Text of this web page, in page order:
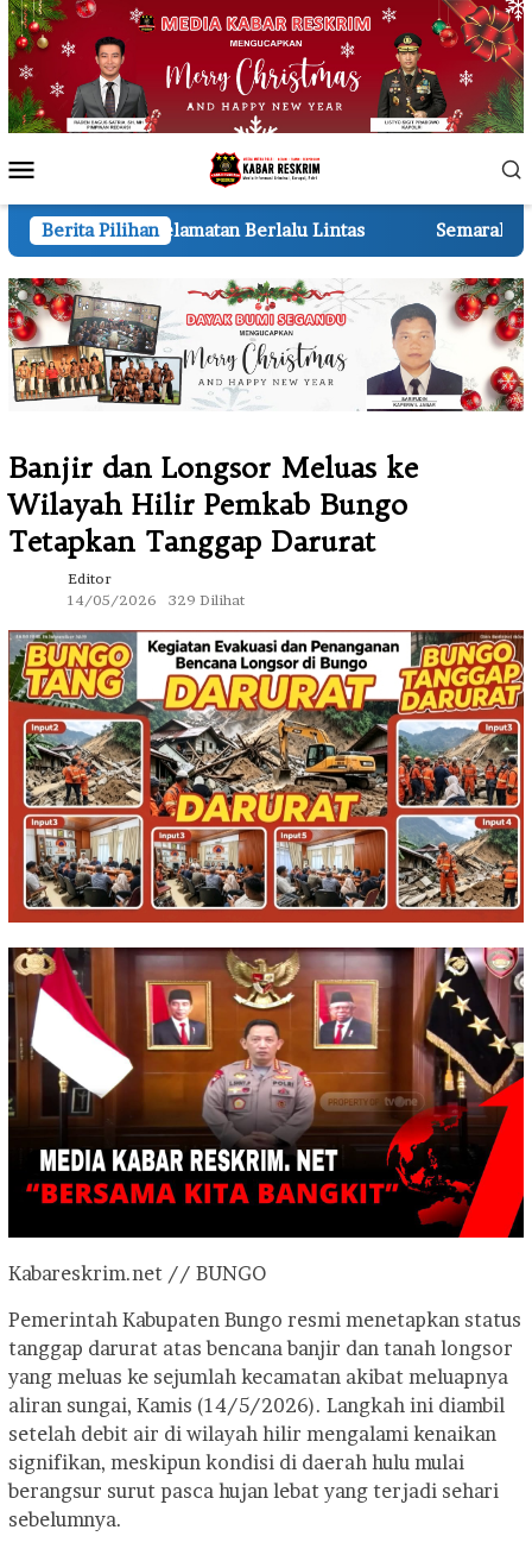
Loncat
ke
konten
Mobile
Berita Pilihan
Berlalu Lintas Semarak HUT ke-81 RI 210 Regu
Banjir dan Longsor Meluas ke
Wilayah Hilir Pemkab Bungo
Tetapkan Tanggap Darurat
Editor
14/05/2026
329 Dilihat
Kabareskrim.net // BUNGO
Pemerintah Kabupaten Bungo resmi menetapkan status
tanggap darurat atas bencana banjir dan tanah longsor
yang meluas ke sejumlah kecamatan akibat meluapnya
aliran sungai, Kamis (14/5/2026). Langkah ini diambil
setelah debit air di wilayah hilir mengalami kenaikan
signifikan, meskipun kondisi di daerah hulu mulai
berangsur surut pasca hujan lebat yang terjadi sehari
sebelumnya.